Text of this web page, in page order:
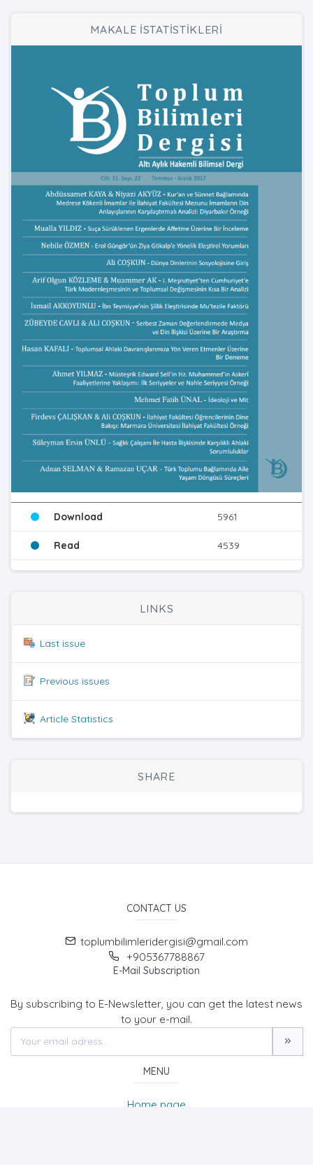
MAKALE İSTATİSTİKLERİ
Download 5961
Read 4539
LINKS
Last issue
Previous issues
Article Statistics
SHARE
CONTACT US
toplumbilimleridergisi@gmail.com
+905367788867
E-Mail Subscription
By subscribing to E-Newsletter, you can get the latest news
to your e-mail.
MENU
Home page